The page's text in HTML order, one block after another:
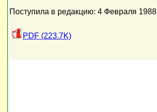
Поступила в редакцию: 4 Февраля 1988
PDF (223.7K)